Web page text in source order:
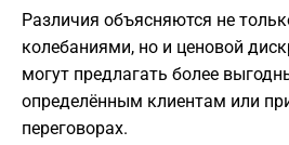
Различия объясняются не
колебаниями, но и ценовой
могут предлагать более
определённым клиентам или
переговорах.